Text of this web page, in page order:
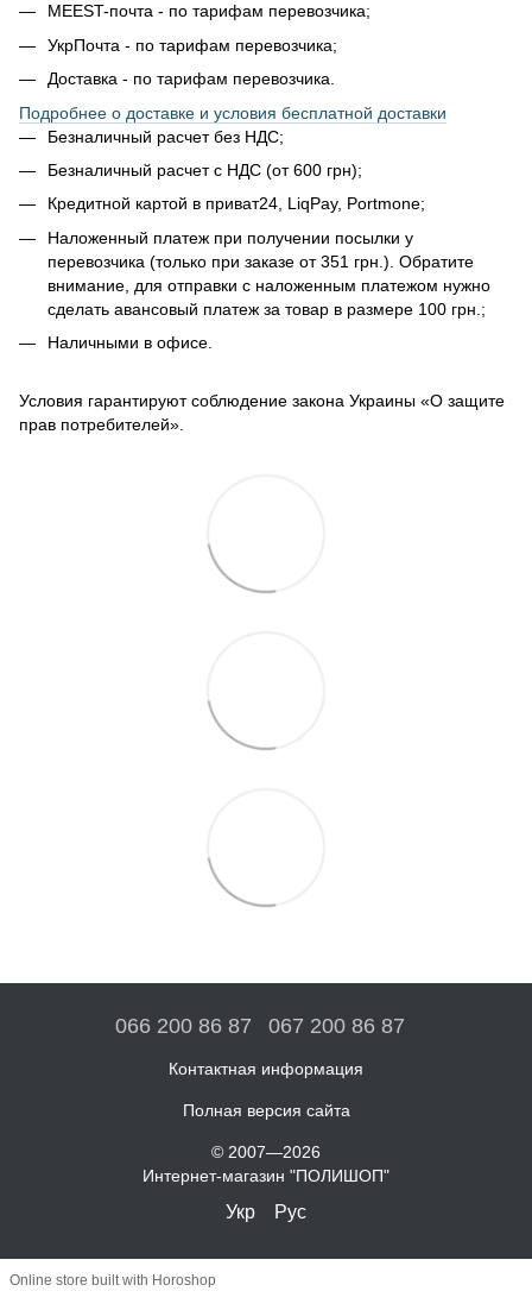
MEEST-почта - по тарифам перевозчика;
УкрПочта - по тарифам перевозчика;
Доставка - по тарифам перевозчика.
Подробнее о доставке и условия бесплатной доставки
Безналичный расчет без НДС;
Безналичный расчет с НДС (от 600 грн);
Кредитной картой в приват24, LiqPay, Portmone;
Наложенный платеж при получении посылки у
перевозчика (только при заказе от 351 грн.). Обратите
внимание, для отправки с наложенным платежом нужно
сделать авансовый платеж за товар в размере 100 грн.;
Наличными в офисе.
Условия гарантируют соблюдение закона Украины «О защите
прав потребителей».
066 200 86 87 067 200 86 87
Контактная информация
Полная версия сайта
© 2007—2026
Интернет-магазин "ПОЛИШОП"
Укр Рус
Online store built with Horoshop